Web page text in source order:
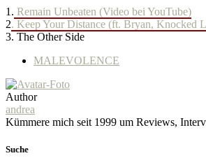
1. Remain Unbeaten (Video bei YouTube)
2. Keep Your Distance (ft. Bryan, Knocked
3. The Other Side
MALEVOLENCE
Author
andrea
Kümmere mich seit 1999 um Reviews,
Suche